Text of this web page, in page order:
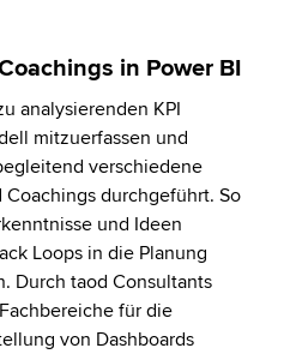
in Power BI
analysierenden KPI
mitzuerfassen und
verschiedene
Coachings durchgeführt. So
und Ideen
Loops in die Planung
Durch taod Consultants
für die
von Dashboards